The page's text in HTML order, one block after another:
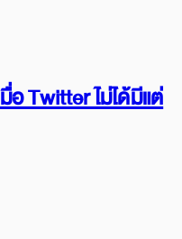
อ Twitter ไม่ได้มีแต่